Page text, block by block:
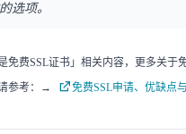
选项。
免费SSL证书」相关内容，更多关于
参考：→
免费SSL申请、优缺点